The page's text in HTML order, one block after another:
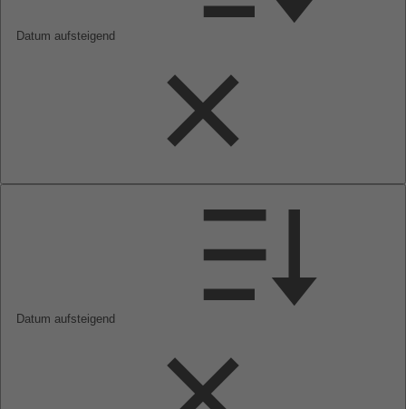
Datum aufsteigend
Datum aufsteigend